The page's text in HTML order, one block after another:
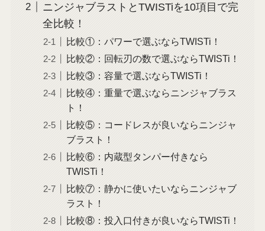
ニンジャブラストとTWISTiを10項目で完
全比較！
比較①：パワーで選ぶならTWISTi！
比較②：回転刃の数で選ぶならTWISTi！
比較③：容量で選ぶならTWISTi！
比較④：重量で選ぶならニンジャブラス
ト！
比較⑤：コードレスが良いならニンジャ
ブラスト！
比較⑥：内蔵型タンパー付きなら
TWISTi！
比較⑦：静かに使いたいならニンジャブ
ラスト！
比較⑧：投入口付きが良いならTWISTi！